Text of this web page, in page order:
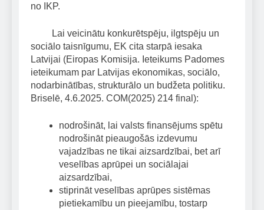
no IKP.
Lai veicinātu konkurētspēju, ilgtspēju un
sociālo taisnīgumu, EK cita starpā iesaka
Latvijai (Eiropas Komisija. Ieteikums Padomes
ieteikumam par Latvijas ekonomikas, sociālo,
nodarbinātības, strukturālo un budžeta politiku.
Briselē, 4.6.2025. COM(2025) 214 final):
nodrošināt, lai valsts finansējums spētu
nodrošināt pieaugošās izdevumu
vajadzības ne tikai aizsardzībai, bet arī
veselības aprūpei un sociālajai
aizsardzībai,
stiprināt veselības aprūpes sistēmas
pietiekamību un pieejamību, tostarp